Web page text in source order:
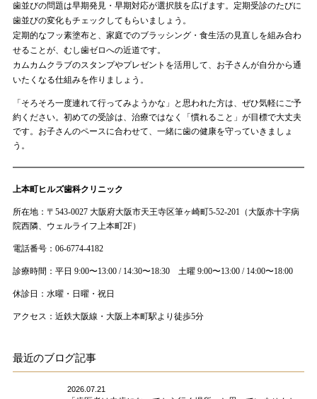
歯並びの問題は早期発見・早期対応が選択肢を広げます。定期受診のたびに
歯並びの変化もチェックしてもらいましょう。
定期的なフッ素塗布と、家庭でのブラッシング・食生活の見直しを組み合わ
せることが、むし歯ゼロへの近道です。
カムカムクラブのスタンプやプレゼントを活用して、お子さんが自分から通
いたくなる仕組みを作りましょう。
「そろそろ一度連れて行ってみようかな」と思われた方は、ぜひ気軽にご予
約ください。初めての受診は、治療ではなく「慣れること」が目標で大丈夫
です。お子さんのペースに合わせて、一緒に歯の健康を守っていきましょ
う。
上本町ヒルズ歯科クリニック
所在地：〒543-0027 大阪府大阪市天王寺区筆ヶ崎町5-52-201（大阪赤十字病
院西隣、ウェルライフ上本町2F）
電話番号：06-6774-4182
診療時間：平日 9:00〜13:00 / 14:30〜18:30 土曜 9:00〜13:00 / 14:00〜18:00
休診日：水曜・日曜・祝日
アクセス：近鉄大阪線・大阪上本町駅より徒歩5分
最近のブログ記事
2026.07.21